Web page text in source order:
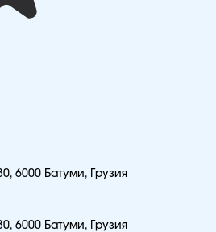
6000 Батуми, Грузия
6000 Батуми, Грузия